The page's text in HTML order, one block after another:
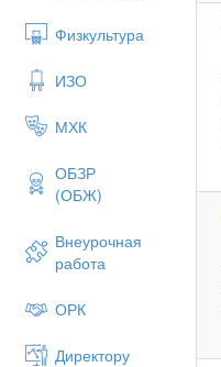
Физкультура
ИЗО
МХК
ОБЗР
(ОБЖ)
Внеурочная
работа
ОРК
Директору